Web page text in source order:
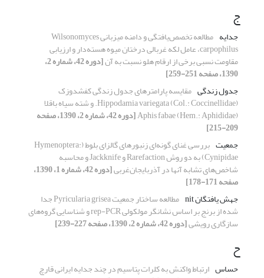
ج
جدایه مطالعه تخصص‌یافتگی و دامنه میزبانی Wilsonomyces
carpophilus، عامل لکه غربالی درختان میوه هسته‌دار و ارزیابی
مقاومت نسبی برخی از ارقام هلو نسبت به آن [دوره 42، شماره 2،
1390، صفحه 251-259]
جدول زندگی مقایسه پارامترهای جدول زندگی کفشدوزک
Hippodamia variegata (Col.: Coccinellidae). و شته سیاه باقلا
Aphis fabae (Hem.: Aphididae) [دوره 42، شماره 2، 1390، صفحه
209-215]
جمعیت
بررسی غنای گونه‌ای زنبورهای گالزای بلوط (Hymenoptera:
Cynipidae) به دو روش Rarefaction و Jackknife و محاسبه
شاخص‌های تشابه آنها در آذربایجان‌غربی [دوره 42، شماره 1، 1390،
صفحه 171-178]
جهش یافتگان nit
مطالعه ساختار جمعیت Pyricularia grisea جدا
شده از برنج بر اساس نشانگر مولکولی rep-PCR و شناسایی گروه‌های
سازگاری رویشی[دوره 42، شماره 2، 1390، صفحه 227-239]
ح
حساس ارتباط واکنش به کلرات پتاسیم در چند جدایه‌ ایرانی قارچ